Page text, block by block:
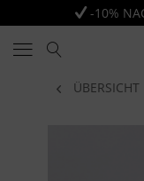
-10%
ÜBERSICHT